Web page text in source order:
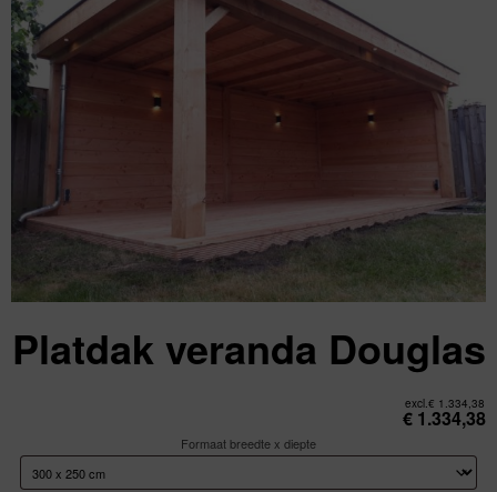
Platdak veranda Douglas
excl.€ 1.334,38
€ 1.334,38
Formaat breedte x diepte